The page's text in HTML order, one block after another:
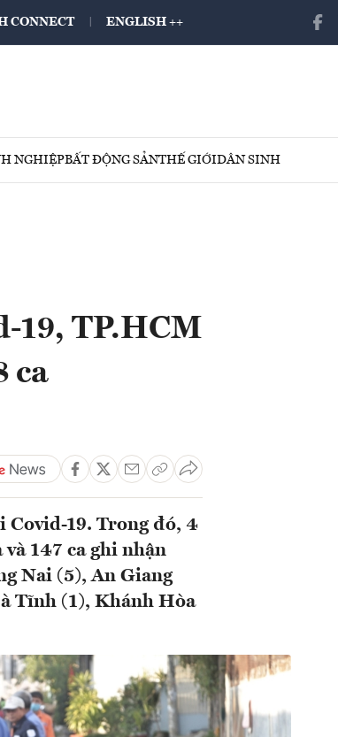
CONNECT ENGLISH ++
NGHIỆPBẤT ĐỘNG SẢNTHẾ GIỚIDÂN SINH
19, TP.HCM
ca
Covid-19. Trong đó, 4
147 ca ghi nhận
Nai (5), An Giang
Tĩnh (1), Khánh Hòa